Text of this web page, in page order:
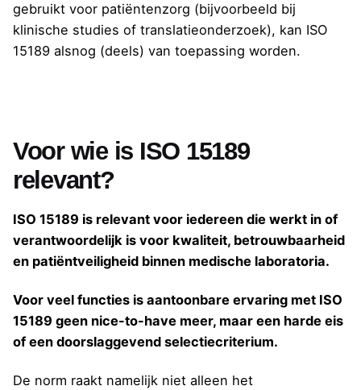
gebruikt voor patiëntenzorg (bijvoorbeeld bij
klinische studies of translatieonderzoek), kan ISO
15189 alsnog (deels) van toepassing worden.
Voor wie is ISO 15189
relevant?
ISO 15189 is relevant voor iedereen die werkt in of
verantwoordelijk is voor kwaliteit, betrouwbaarheid
en patiëntveiligheid binnen medische laboratoria.
Voor veel functies is aantoonbare ervaring met ISO
15189 geen nice-to-have meer, maar een harde eis
of een doorslaggevend selectiecriterium.
De norm raakt namelijk niet alleen het